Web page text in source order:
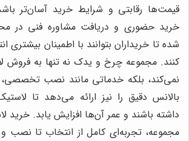
قیمت‌ها رقابتی و شرایط خرید آسان‌تر
خرید حضوری و دریافت مشاوره فنی در
شده تا خریداران بتوانند با اطمینان بیشتری
کنند. مجموعه چرخ و یدک نه تنها به فروش
نمی‌کند، بلکه خدماتی مانند نصب تخصصی،
بالانس دقیق را نیز ارائه می‌دهد تا
داشته باشند و عمر آن‌ها افزایش یابد. خرید
مجموعه، تجربه‌ای کامل از انتخاب تا نصب